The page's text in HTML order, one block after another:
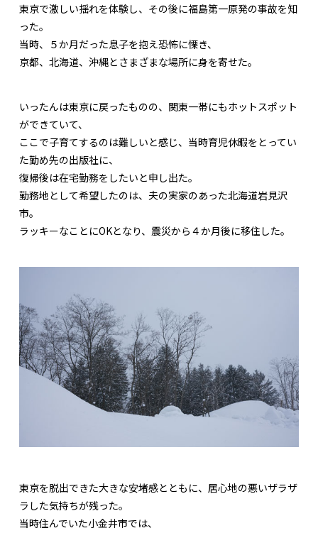
東京で激しい揺れを体験し、その後に福島第一原発の事故を知
った。
当時、５か月だった息子を抱え恐怖に慄き、
京都、北海道、沖縄とさまざまな場所に身を寄せた。
いったんは東京に戻ったものの、関東一帯にもホットスポット
ができていて、
ここで子育てするのは難しいと感じ、当時育児休暇をとってい
た勤め先の出版社に、
復帰後は在宅勤務をしたいと申し出た。
勤務地として希望したのは、夫の実家のあった北海道岩見沢
市。
ラッキーなことにOKとなり、震災から４か月後に移住した。
東京を脱出できた大きな安堵感とともに、居心地の悪いザラザ
ラした気持ちが残った。
当時住んでいた小金井市では、